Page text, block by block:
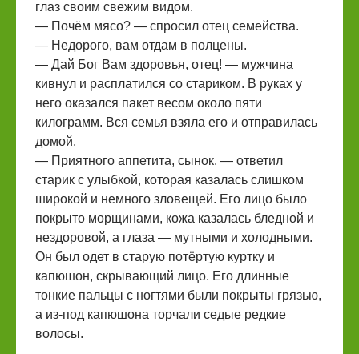
глаз своим свежим видом.
— Почём мясо? — спросил отец семейства.
— Недорого, вам отдам в полцены.
— Дай Бог Вам здоровья, отец! — мужчина
кивнул и расплатился со стариком. В руках у
него оказался пакет весом около пяти
килограмм. Вся семья взяла его и отправилась
домой.
— Приятного аппетита, сынок. — ответил
старик с улыбкой, которая казалась слишком
широкой и немного зловещей. Его лицо было
покрыто морщинами, кожа казалась бледной и
нездоровой, а глаза — мутными и холодными.
Он был одет в старую потёртую куртку и
капюшон, скрывающий лицо. Его длинные
тонкие пальцы с ногтями были покрыты грязью,
а из-под капюшона торчали седые редкие
волосы.